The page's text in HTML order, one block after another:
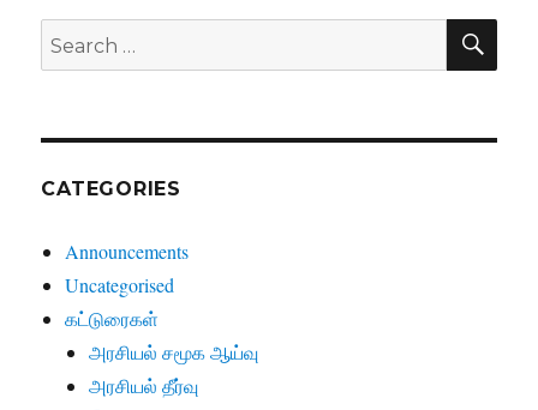
Search
for:
CATEGORIES
Announcements
Uncategorised
கட்டுரைகள்
அரசியல் சமூக ஆய்வு
அரசியல் தீர்வு